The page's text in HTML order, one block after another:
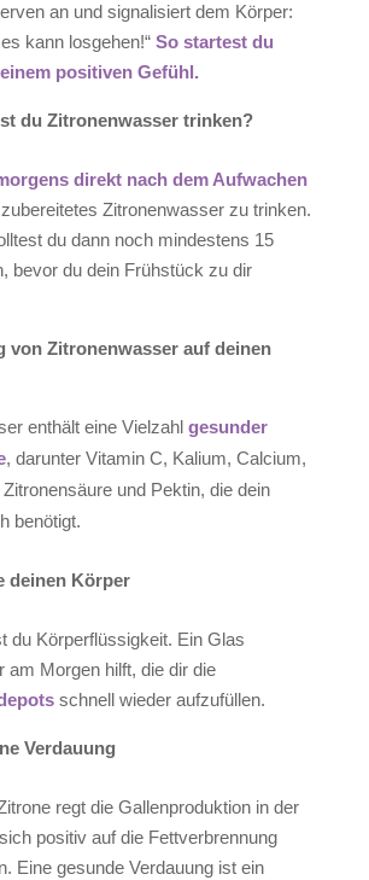
an und signalisiert dem Körper:
kann losgehen!“ So startest du
positiven Gefühl.
st du Zitronenwasser trinken?
direkt nach dem Aufwachen
Zitronenwasser zu trinken.
du dann noch mindestens 15
bevor du dein Frühstück zu dir
von Zitronenwasser auf deinen
enthält eine Vielzahl gesunder
, darunter Vitamin C, Kalium, Calcium,
und Pektin, die dein
benötigt.
deinenKörper
du Körperflüssigkeit. Ein Glas
am Morgen hilft, die dir die
schnell wieder aufzufüllen.
Verdauung
regt die Gallenproduktion in der
positiv auf die Fettverbrennung
Eine gesunde Verdauung ist ein